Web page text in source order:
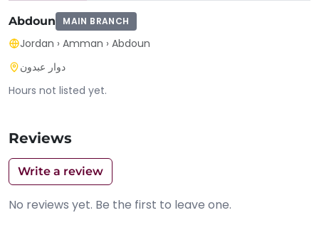
Abdoun MAIN BRANCH
Jordan › Amman › Abdoun
دوار عبدون
Hours not listed yet.
Reviews
Write a review
No reviews yet. Be the first to leave one.